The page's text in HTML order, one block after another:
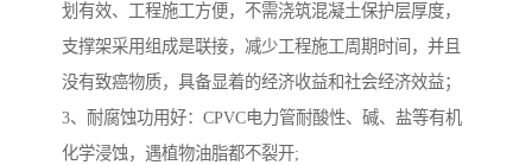
划有效、工程施工方便，不需浇筑混凝土保护层厚度，
支撑架采用组成是联接，减少工程施工周期时间，并且
没有致癌物质，具备显着的经济收益和社会经济效益；
3、耐腐蚀功用好：CPVC电力管耐酸性、碱、盐等有机
化学浸蚀，遇植物油脂都不裂开;